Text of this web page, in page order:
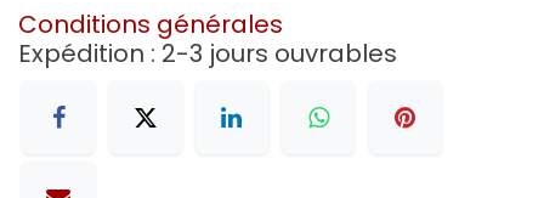
Conditions générales
Expédition : 2-3 jours ouvrables